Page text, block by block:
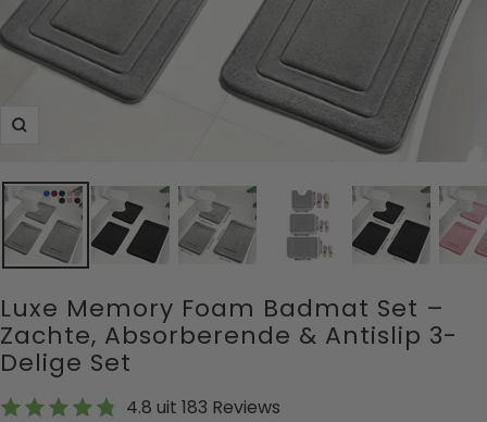
Zoom
Luxe Memory Foam Badmat Set –
Zachte, Absorberende & Antislip 3-
Delige Set
4.8 uit 183 Reviews